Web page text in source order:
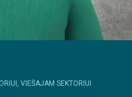
VIEŠAJAM SEKTORIUI